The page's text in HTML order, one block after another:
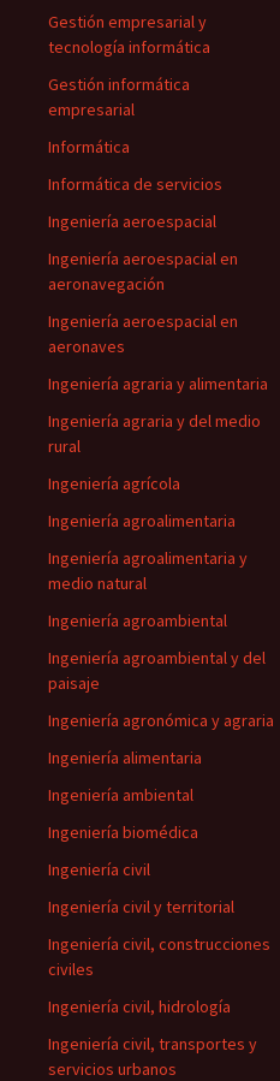
Gestión empresarial y
tecnología informática
Gestión informática
empresarial
Informática
Informática de servicios
Ingeniería aeroespacial
Ingeniería aeroespacial en
aeronavegación
Ingeniería aeroespacial en
aeronaves
Ingeniería agraria y alimentaria
Ingeniería agraria y del medio
rural
Ingeniería agrícola
Ingeniería agroalimentaria
Ingeniería agroalimentaria y
medio natural
Ingeniería agroambiental
Ingeniería agroambiental y del
paisaje
Ingeniería agronómica y agraria
Ingeniería alimentaria
Ingeniería ambiental
Ingeniería biomédica
Ingeniería civil
Ingeniería civil y territorial
Ingeniería civil, construcciones
civiles
Ingeniería civil, hidrología
Ingeniería civil, transportes y
servicios urbanos